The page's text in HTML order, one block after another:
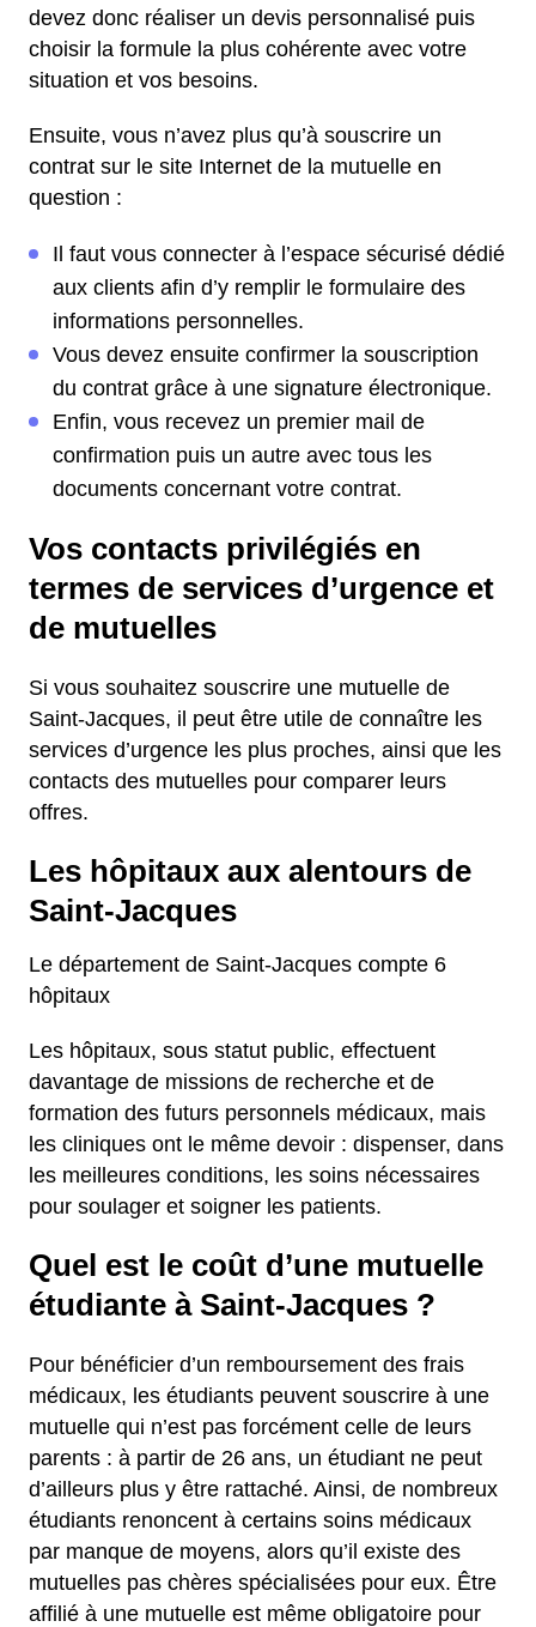
devez donc réaliser un devis personnalisé puis
choisir la formule la plus cohérente avec votre
situation et vos besoins.
Ensuite, vous n’avez plus qu’à souscrire un
contrat sur le site Internet de la mutuelle en
question :
Il faut vous connecter à l’espace sécurisé dédié
aux clients afin d’y remplir le formulaire des
informations personnelles.
Vous devez ensuite confirmer la souscription
du contrat grâce à une signature électronique.
Enfin, vous recevez un premier mail de
confirmation puis un autre avec tous les
documents concernant votre contrat.
Vos contacts privilégiés en
termes de services d’urgence et
de mutuelles
Si vous souhaitez souscrire une mutuelle de
Saint-Jacques, il peut être utile de connaître les
services d’urgence les plus proches, ainsi que les
contacts des mutuelles pour comparer leurs
offres.
Les hôpitaux aux alentours de
Saint-Jacques
Le département de Saint-Jacques compte 6
hôpitaux
Les hôpitaux, sous statut public, effectuent
davantage de missions de recherche et de
formation des futurs personnels médicaux, mais
les cliniques ont le même devoir : dispenser, dans
les meilleures conditions, les soins nécessaires
pour soulager et soigner les patients.
Quel est le coût d’une mutuelle
étudiante à Saint-Jacques ?
Pour bénéficier d’un remboursement des frais
médicaux, les étudiants peuvent souscrire à une
mutuelle qui n’est pas forcément celle de leurs
parents : à partir de 26 ans, un étudiant ne peut
d’ailleurs plus y être rattaché. Ainsi, de nombreux
étudiants renoncent à certains soins médicaux
par manque de moyens, alors qu’il existe des
mutuelles pas chères spécialisées pour eux. Être
affilié à une mutuelle est même obligatoire pour